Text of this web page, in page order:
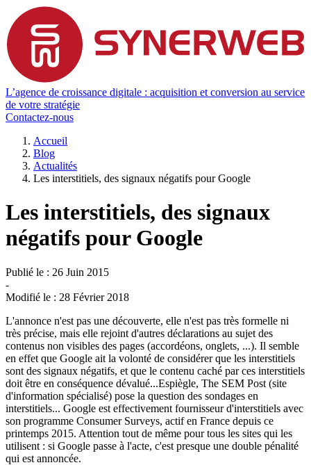
L’agence de croissance digitale : acquisition et conversion au service
de votre stratégie
Contactez-nous
Accueil
Blog
Actualités
Les interstitiels, des signaux négatifs pour Google
Les interstitiels, des signaux
négatifs pour Google
Publié le : 26 Juin 2015
-
Modifié le : 28 Février 2018
L'annonce n'est pas une découverte, elle n'est pas très formelle ni
très précise, mais elle rejoint d'autres déclarations au sujet des
contenus non visibles des pages (accordéons, onglets, ...). Il semble
en effet que Google ait la volonté de considérer que les interstitiels
sont des signaux négatifs, et que le contenu caché par ces interstitiels
doit être en conséquence dévalué...Espiègle, The SEM Post (site
d'information spécialisé) pose la question des sondages en
interstitiels... Google est effectivement fournisseur d'interstitiels avec
son programme Consumer Surveys, actif en France depuis ce
printemps 2015. Attention tout de même pour tous les sites qui les
utilisent : si Google passe à l'acte, c'est presque une double pénalité
qui est annoncée.